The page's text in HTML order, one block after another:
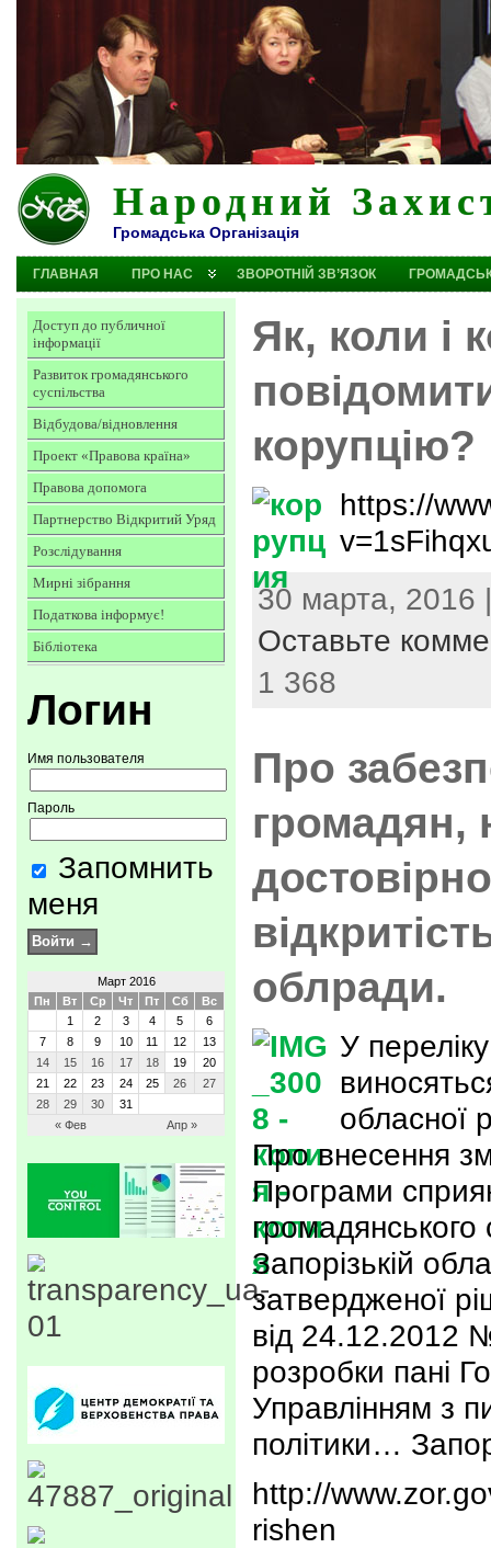
Народний
Громадська Організація
ГЛАВНАЯ ПРО НАС ЗВОРОТНІЙ ЗВ’ЯЗОК
Доступ до публичної
інформації
Развиток громадянського
суспільства
Відбудова/відновлення
Проект «Правова країна»
Правова допомога
Партнерство Відкритий Уряд
Розслідування
Мирні зібрання
Податкова інформує!
Бібліотека
Логин
Имя пользователя
Пароль
Запомнить
меня
Март 2016
Пн
Вт Ср Чт Пт Сб Вс
« Фев Апр »
1 2 3 4 5
6
7
8 9 10 11 12
13
14
15 16 17 18 19
20
21
22 23 24 25 26
27
28
29 30 31
Як, коли і
корупцію?
https://
30 марта, 2016
Оставьте
1 368
Про
громадян,
облради.
У
обласної
Про внесення
Програми
громадянського
Запорізькій
затвердженої
від 24.12.2012
розробки пані
Управлінням з
політики…
http://
rishen